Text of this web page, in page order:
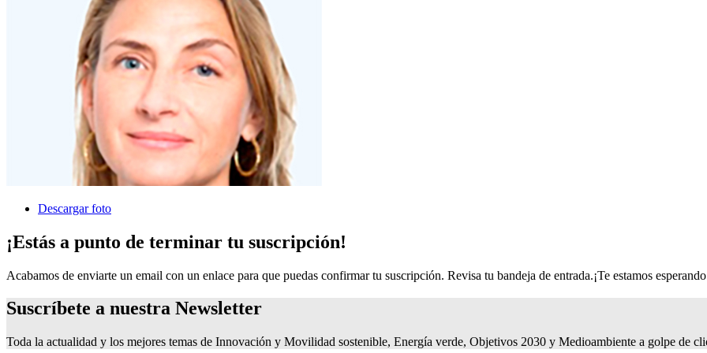
Descargar foto
¡Estás a punto de terminar tu suscripción!
Acabamos de enviarte un email con un enlace para que puedas confirmar tu suscripción. Revisa tu bandeja de entrada.¡Te estamos
Suscríbete a nuestra Newsletter
Toda la actualidad y los mejores temas de Innovación y Movilidad sostenible, Energía verde, Objetivos 2030 y Medioambiente a golpe de